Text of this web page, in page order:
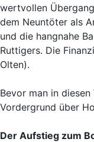
wertvollen
dem Neuntöter als
und die hangnahe
Ruttigers. Die
Olten).
Bevor man in
Vordergrund über
Der Aufstieg zum